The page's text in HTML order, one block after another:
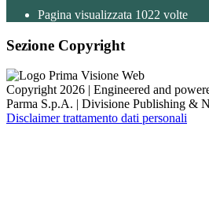
Pagina visualizzata 1022 volte
Sezione Copyright
Copyright 2026 | Engineered and
Parma S.p.A. | Divisione Publishing &
Disclaimer trattamento dati personali